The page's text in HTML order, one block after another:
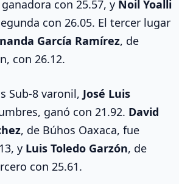
ganadora con 25.57, y Noil Yoalli
con 26.05. El tercer lugar
García Ramírez, de
con 26.12.
Sub-8 varonil, José Luis
ganó con 21.92. David
, de Búhos Oaxaca, fue
y Luis Toledo Garzón, de
con 25.61.